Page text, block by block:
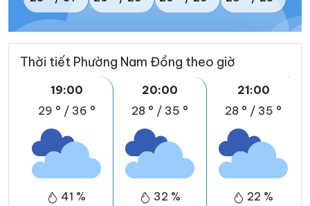
Thời tiết Phường Nam Đồng theo giờ
19:00
29 ° / 36 °
41 %
20:00
28 ° / 35 °
32 %
21:00
28 ° / 35 °
22 %